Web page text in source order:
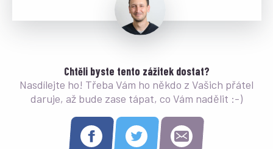
Chtěli byste tento zážitek dostat?
Nasdílejte ho! Třeba Vám ho někdo z Vašich přátel
daruje, až bude zase tápat, co Vám nadělit :-)